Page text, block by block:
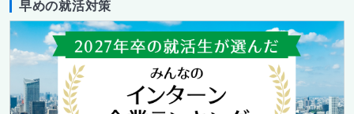
早めの就活対策